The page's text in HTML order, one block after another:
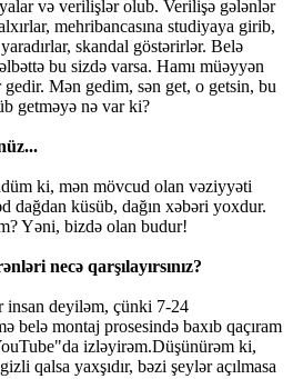
və verilişlər olub. Verilişə gələnlər
mehribancasına studiyaya girib,
skandal göstərirlər. Belə
bu sizdə varsa. Hamı müəyyən
gedir. Mən gedim, sən get, o getsin, bu
getməyə nə var ki?
ki, mən mövcud olan vəziyyəti
dağdan küsüb, dağın xəbəri yoxdur.
Yəni, bizdə olan budur!
necə qarşılayırsınız?
deyiləm, çünki 7-24
belə montaj prosesində baxıb qaçıram
izləyirəm.Düşünürəm ki,
qalsa yaxşıdır, bəzi şeylər açılmasa